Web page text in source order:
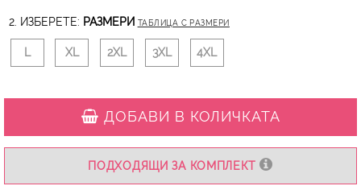
2. ИЗБЕРЕТЕ: РАЗМЕРИ ТАБЛИЦА С РАЗМЕРИ
L XL 2XL 3XL 4XL
ДОБАВИ В КОЛИЧКАТА
ПОДХОДЯЩИ ЗА КОМПЛЕКТ